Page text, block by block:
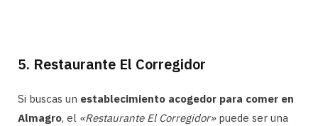
5. Restaurante El Corregidor
Si buscas un establecimiento acogedor para comer en
Almagro, el «Restaurante El Corregidor»puede ser una